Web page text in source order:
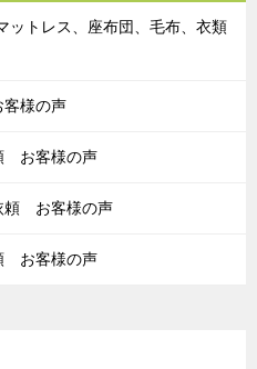
ットレス、座布団、毛布、衣類
様の声
お客様の声
頼 お客様の声
お客様の声